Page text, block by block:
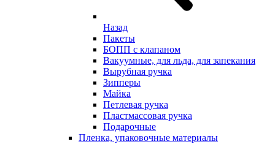
Назад
Пакеты
БОПП с клапаном
Вакуумные, для льда, для запекания
Вырубная ручка
Зипперы
Майка
Петлевая ручка
Пластмассовая ручка
Подарочные
Пленка, упаковочные материалы